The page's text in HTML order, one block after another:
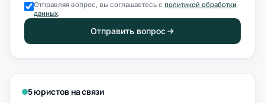
Отправляя вопрос, вы соглашаетесь с политикой обработки
данных.
Отправить вопрос
5 юристов на связи